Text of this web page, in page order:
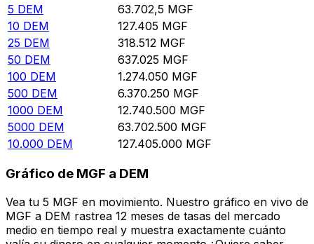
5 DEM 63.702,5 MGF
10 DEM 127.405 MGF
25 DEM 318.512 MGF
50 DEM 637.025 MGF
100 DEM 1.274.050 MGF
500 DEM 6.370.250 MGF
1000 DEM 12.740.500 MGF
5000 DEM 63.702.500 MGF
10.000 DEM 127.405.000 MGF
Gráfico de MGF a DEM
Vea tu 5 MGF en movimiento. Nuestro gráfico en vivo de
MGF a DEM rastrea 12 meses de tasas del mercado
medio en tiempo real y muestra exactamente cuánto